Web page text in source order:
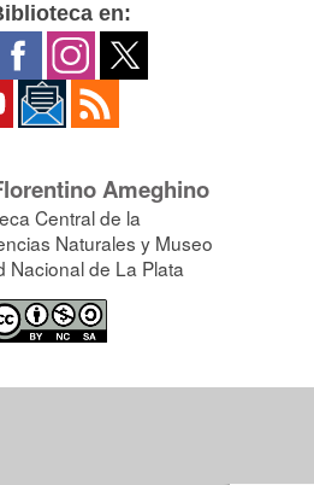
en:
Ameghino
Central de la
Naturales y Museo
Nacional de La Plata